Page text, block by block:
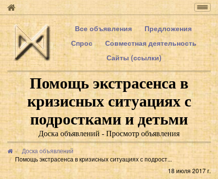
Все объявления
Предложения
Спрос
Совместная деятельность
Сайты (ссылки)
Помощь экстрасенса в
кризисных ситуациях с
подростками и детьми
Доска объявлений - Просмотр объявления
Доска объявлений
Помощь экстрасенса в кризисных ситуациях с подрост...
18 июля 2017 г.